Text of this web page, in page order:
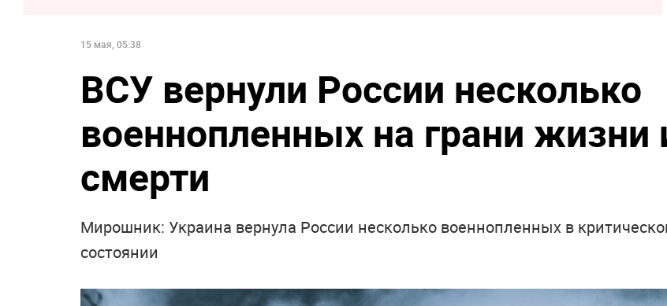
15 мая, 05:38
ВСУ вернули России несколько
военнопленных на грани жизни
смерти
Мирошник: Украина вернула России несколько военнопленных в
состоянии